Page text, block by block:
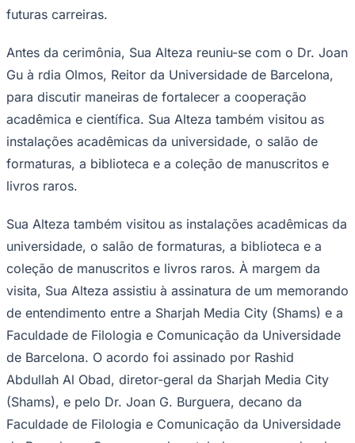
Palmeiras
futuras carreiras.
Antes da cerimônia, Sua Alteza reuniu-se com o Dr. Joan
Gu à rdia Olmos, Reitor da Universidade de Barcelona, ​​
para discutir maneiras de fortalecer a cooperação
acadêmica e científica. Sua Alteza também visitou as
instalações acadêmicas da universidade, o salão de
formaturas, a biblioteca e a coleção de manuscritos e
livros raros.
Sua Alteza também visitou as instalações acadêmicas da
universidade, o salão de formaturas, a biblioteca e a
coleção de manuscritos e livros raros. À margem da
visita, Sua Alteza assistiu à assinatura de um memorando
de entendimento entre a Sharjah Media City (Shams) e a
Faculdade de Filologia e Comunicação da Universidade
de Barcelona. O acordo foi assinado por Rashid
Abdullah Al Obad, diretor-geral da Sharjah Media City
(Shams), e pelo Dr. Joan G. Burguera, decano da
Faculdade de Filologia e Comunicação da Universidade